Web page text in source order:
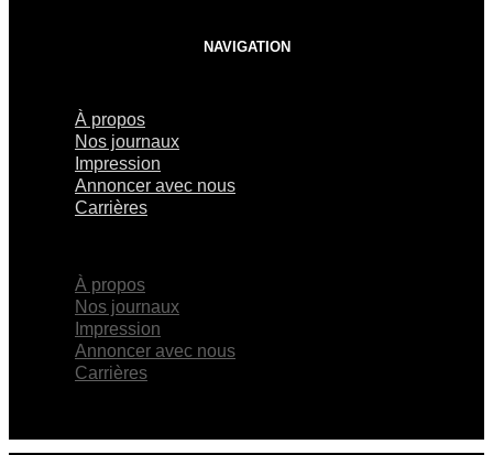
NAVIGATION
À propos
Nos journaux
Impression
Annoncer avec nous
Carrières
À propos
Nos journaux
Impression
Annoncer avec nous
Carrières